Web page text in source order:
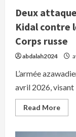
Deux
Kidal contre
Corps russe
abdalah2024
L’armée
avril 2026, visant
Read MoreRead
more